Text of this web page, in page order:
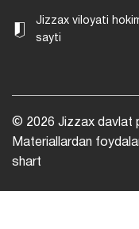
Jizzax viloyati
sayti
© 2026 Jizzax davlat
Materiallardan
shart